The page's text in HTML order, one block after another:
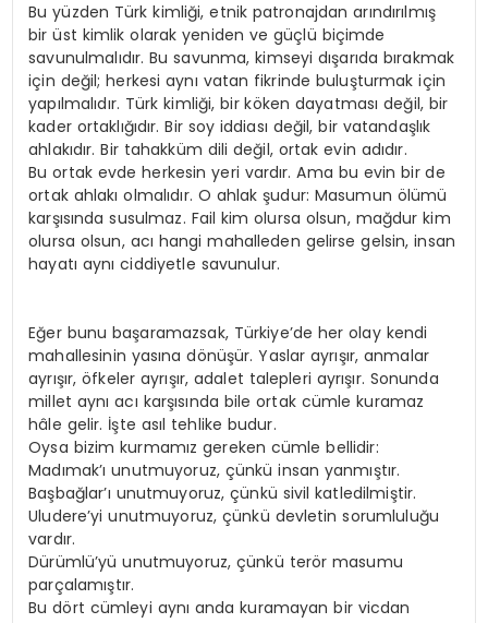
Bu yüzden Türk kimliği, etnik patronajdan arındırılmış
bir üst kimlik olarak yeniden ve güçlü biçimde
savunulmalıdır. Bu savunma, kimseyi dışarıda bırakmak
için değil; herkesi aynı vatan fikrinde buluşturmak için
yapılmalıdır. Türk kimliği, bir köken dayatması değil, bir
kader ortaklığıdır. Bir soy iddiası değil, bir vatandaşlık
ahlakıdır. Bir tahakküm dili değil, ortak evin adıdır.
Bu ortak evde herkesin yeri vardır. Ama bu evin bir de
ortak ahlakı olmalıdır. O ahlak şudur: Masumun ölümü
karşısında susulmaz. Fail kim olursa olsun, mağdur kim
olursa olsun, acı hangi mahalleden gelirse gelsin, insan
hayatı aynı ciddiyetle savunulur.
Eğer bunu başaramazsak, Türkiye’de her olay kendi
mahallesinin yasına dönüşür. Yaslar ayrışır, anmalar
ayrışır, öfkeler ayrışır, adalet talepleri ayrışır. Sonunda
millet aynı acı karşısında bile ortak cümle kuramaz
hâle gelir. İşte asıl tehlike budur.
Oysa bizim kurmamız gereken cümle bellidir:
Madımak’ı unutmuyoruz, çünkü insan yanmıştır.
Başbağlar’ı unutmuyoruz, çünkü sivil katledilmiştir.
Uludere’yi unutmuyoruz, çünkü devletin sorumluluğu
vardır.
Dürümlü’yü unutmuyoruz, çünkü terör masumu
parçalamıştır.
Bu dört cümleyi aynı anda kuramayan bir vicdan